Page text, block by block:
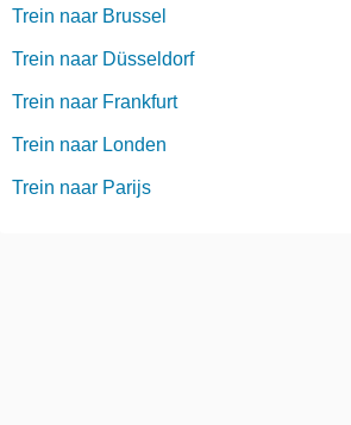
Trein naar Brussel
Trein naar Düsseldorf
Trein naar Frankfurt
Trein naar Londen
Trein naar Parijs